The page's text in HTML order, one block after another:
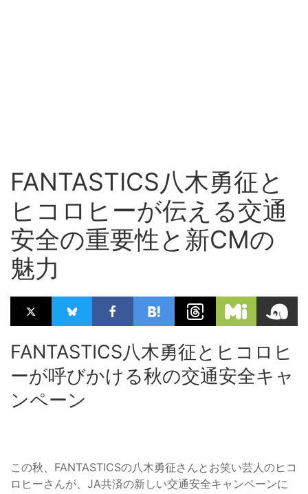
FANTASTICS八木勇征と
ヒコロヒーが伝える交通
安全の重要性と新CMの
魅力
FANTASTICS八木勇征とヒコロヒ
ーが呼びかける秋の交通安全キャ
ンペーン
この秋、FANTASTICSの八木勇征さんとお笑い芸人のヒコ
ロヒーさんが、JA共済の新しい交通安全キャンペーンに